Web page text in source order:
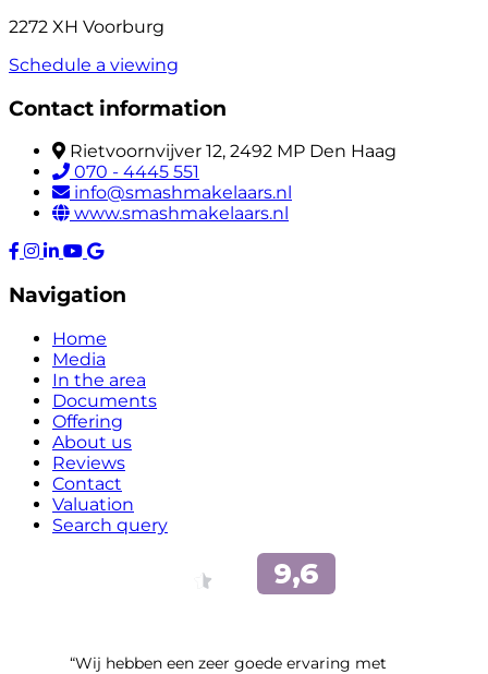
2272 XH Voorburg
Schedule a viewing
Contact information
Rietvoornvijver 12, 2492 MP Den Haag
070 - 4445 551
info@smashmakelaars.nl
www.smashmakelaars.nl
Navigation
Home
Media
In the area
Documents
Offering
About us
Reviews
Contact
Valuation
Search query
“Wij hebben een zeer goede ervaring met